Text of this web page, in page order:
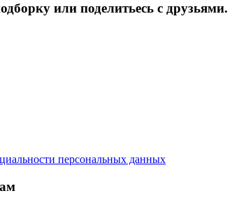
или поделитьесь с друзьями.
персональных данных